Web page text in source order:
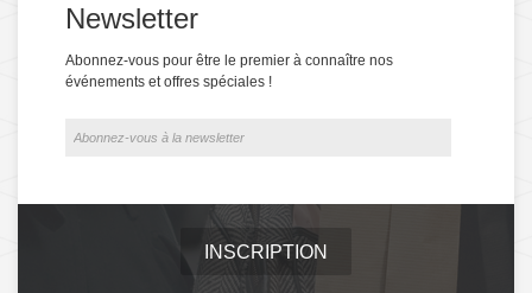
Newsletter
Abonnez-vous pour être le premier à connaître nos
événements et offres spéciales !
INSCRIPTION